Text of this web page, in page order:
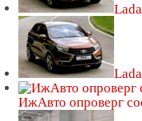
ИжАвто опроверг